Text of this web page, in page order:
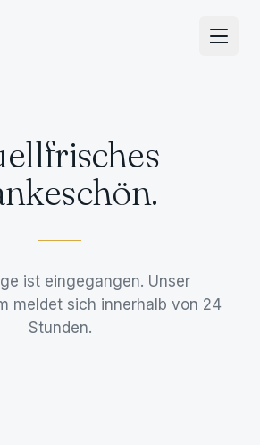
ist eingegangen. Unser
meldet sich innerhalb von 24
Stunden.